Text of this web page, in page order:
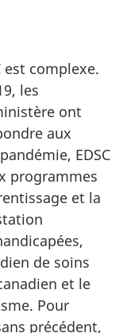
est complexe.
les
ont
aux
EDSC
programmes
et la
de soins
et le
Pour
précédent,